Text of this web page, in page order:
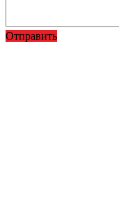
Отправить